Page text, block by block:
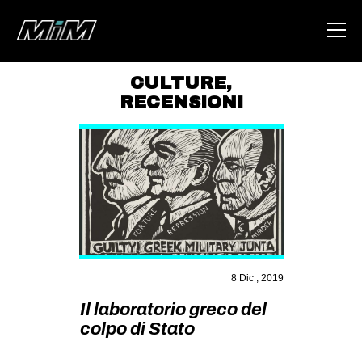
HOME
ABOUT
AREA
DEGENERAZIONE
GAZA FREESTYLE
CSOA LAMBRETTA
STUDENTI TSUNAMI
ZAM
CULTURE,
RECENSIONI
8 Dic , 2019
Il laboratorio greco del
colpo di Stato